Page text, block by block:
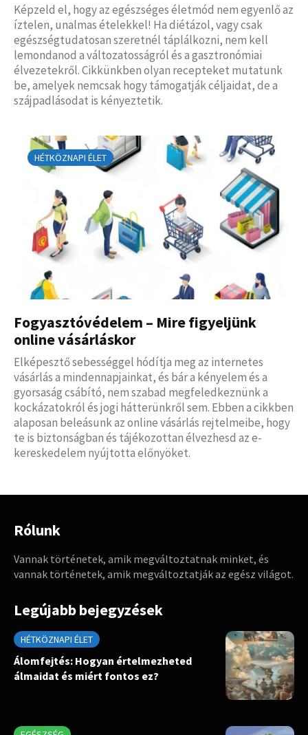
Képzeld el, hogy az egészséges életmód nem egyenlő az
íztelen, unalmas ételekkel! Ha diétázol, vagy csak
egészségtudatosan szeretnél táplálkozni, nem kell
lemondanod a változatosságról és a gasztronómiai
élvezetekről. Cikkünkben olyan recepteket mutatunk
be, amelyek nemcsak hogy támogatják céljaidat, de a
szájpadlásodat is kényeztetik.
HÉTKÖZNAPI ÉLET
Fogyasztóvédelem – Mire figyeljünk
online vásárláskor
Elképesztő sebességgel hódítja meg az internetes
vásárlás a mindennapjainkat, és bár a kényelem és a
gyorsaság csábító, nem szabad megfeledkeznünk a
kockázatokról és jogi hátterünkről sem. Ebben a cikkben
alaposan beleásunk az online vásárlás rejtelmeibe, hogy
te is biztonságban és tájékozottan élvezhesd az e-
kereskedelem nyújtotta előnyöket.
Rólunk
Vannak történetek, amik megváltoztatnak minket, és
vannak történetek, amik megváltoztatják az egész világot.
Legújabb bejegyzések
HÉTKÖZNAPI ÉLET
Álomfejtés: Hogyan értelmezheted
álmaidat és miért fontos ez?